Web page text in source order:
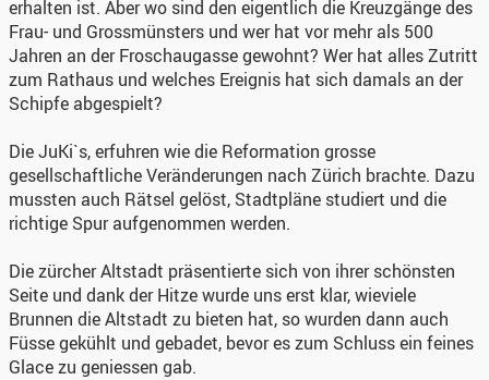
erhalten ist. Aber wo sind den eigentlich die Kreuzgänge des
Frau- und Grossmünsters und wer hat vor mehr als 500
Jahren an der Froschaugasse gewohnt? Wer hat alles Zutritt
zum Rathaus und welches Ereignis hat sich damals an der
Schipfe abgespielt?
Die JuKi`s, erfuhren wie die Reformation grosse
gesellschaftliche Veränderungen nach Zürich brachte. Dazu
mussten auch Rätsel gelöst, Stadtpläne studiert und die
richtige Spur aufgenommen werden.
Die zürcher Altstadt präsentierte sich von ihrer schönsten
Seite und dank der Hitze wurde uns erst klar, wieviele
Brunnen die Altstadt zu bieten hat, so wurden dann auch
Füsse gekühlt und gebadet, bevor es zum Schluss ein feines
Glace zu geniessen gab.